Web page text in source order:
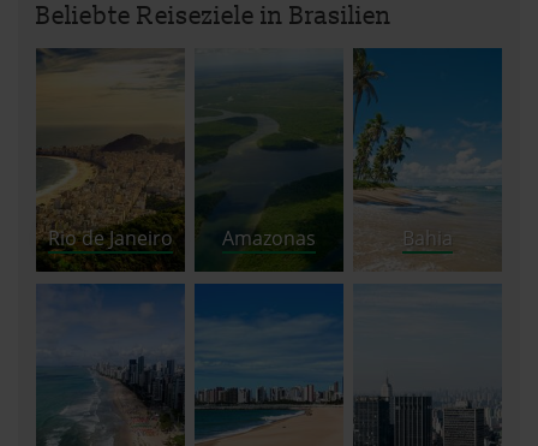
Beliebte Reiseziele in Brasilien
Rio de Janeiro Amazonas Bahia